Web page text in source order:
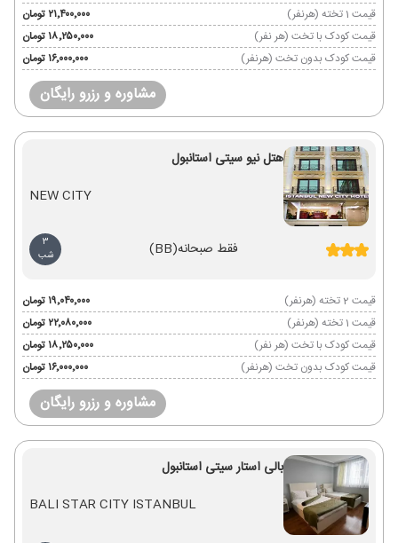
قیمت 1 تخته (هرنفر)
۲۱٬۴۰۰٬۰۰۰ تومان
قیمت کودک با تخت (هر نفر)
۱۸٬۲۵۰٬۰۰۰ تومان
قیمت کودک بدون تخت (هرنفر)
۱۶٬۰۰۰٬۰۰۰ تومان
مشاوره و رزرو رایگان
هتل نیو سیتی استانبول
NEW CITY
فقط صبحانه(BB)
3
شب
قیمت 2 تخته (هرنفر)
۱۹٬۰۴۰٬۰۰۰ تومان
قیمت 1 تخته (هرنفر)
۲۲٬۰۸۰٬۰۰۰ تومان
قیمت کودک با تخت (هر نفر)
۱۸٬۲۵۰٬۰۰۰ تومان
قیمت کودک بدون تخت (هرنفر)
۱۶٬۰۰۰٬۰۰۰ تومان
مشاوره و رزرو رایگان
بالی استار سیتی استانبول
BALI STAR CITY ISTANBUL